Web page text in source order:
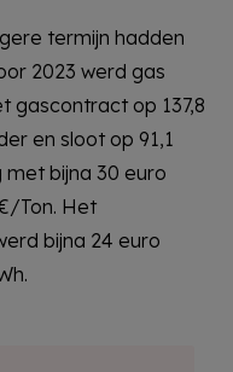
termijn hadden
2023 werd gas
gascontract op 137,8
en sloot op 91,1
bijna 30 euro
Ton. Het
bijna 24 euro